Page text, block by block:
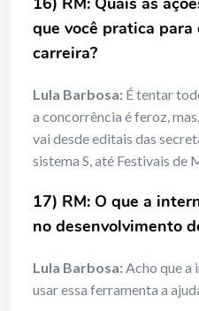
que você pratica para
carreira?
Lula Barbosa: É tentar
a concorrência é feroz,
vai desde editais das
sistema S, até Festivais de
17) RM: O que a
no desenvolvimento
Lula Barbosa:Acho que a
usar essa ferramenta a